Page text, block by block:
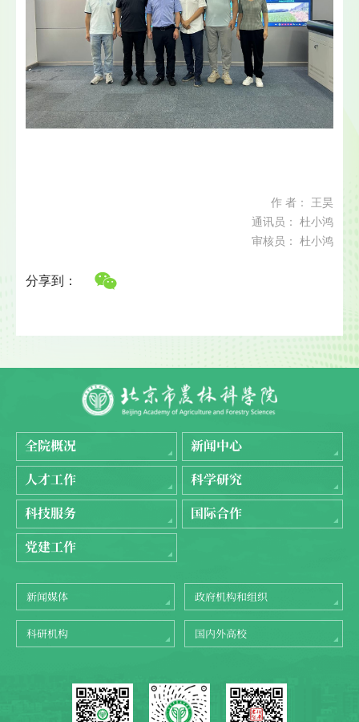
作 者： 王昊
通讯员： 杜小鸿
审核员： 杜小鸿
分享到：
全院概况
新闻中心
人才工作
科学研究
科技服务
国际合作
党建工作
新闻媒体 政府机构和组织
科研机构 国内外高校